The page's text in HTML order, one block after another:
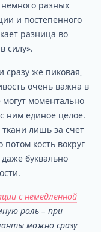
разных
и постепенного
разница во
силу».
сразу же пиковая,
очень важна в
моментально
ним единое целое.
лишь за счет
потом кость вокруг
буквально
с немедленной
роль – при
можно сразу